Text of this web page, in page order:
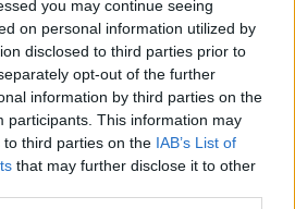
you may continue seeing
on personal information utilized by
disclosed to third parties prior to
opt-out of the further
information by third parties on the
participants. This information may
third parties on the IAB’s List of
that may further disclose it to other
η επιστροφή των
χωρίς προβλήματα και αν και
σε γενικές γραμμές είναι